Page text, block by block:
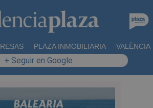
PLAZA INMOBILIARIA VALÈNCIA
+ Seguir en Google